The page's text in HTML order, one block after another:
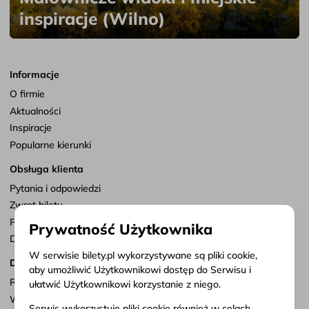
inspiracje (Wilno)
Informacje
O firmie
Aktualności
Inspiracje
Popularne kierunki
Obsługa klienta
Pytania i odpowiedzi
Zwrot biletu
Punkty sprzedaży
Dostosuj zgody
Dokumenty
Regulamin serwisu
Warunki przewozu
Prywatność Użytkownika
W serwisie bilety.pl wykorzystywane są pliki cookie,
aby umożliwić Użytkownikowi dostęp do Serwisu i
ułatwić Użytkownikowi korzystanie z niego.